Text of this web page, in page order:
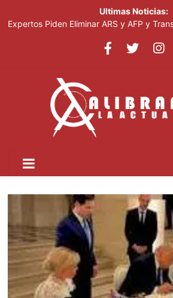
Ultimas Noticias:
Expertos Piden Eliminar ARS y AFP y
miembros de la Fuerza del Pueblo
Acciones De Sandisk Suben 2,800% En
Por La Demanda De IA
Plataforma Cripto Vinculada A Irán Movió
Antes De Ser Sancionada